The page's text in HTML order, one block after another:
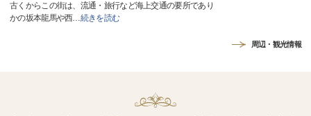
古くからこの街は、流通・旅行など海上交通の要所であり
かの坂本龍馬や西…続きを読む
周辺・観光情報